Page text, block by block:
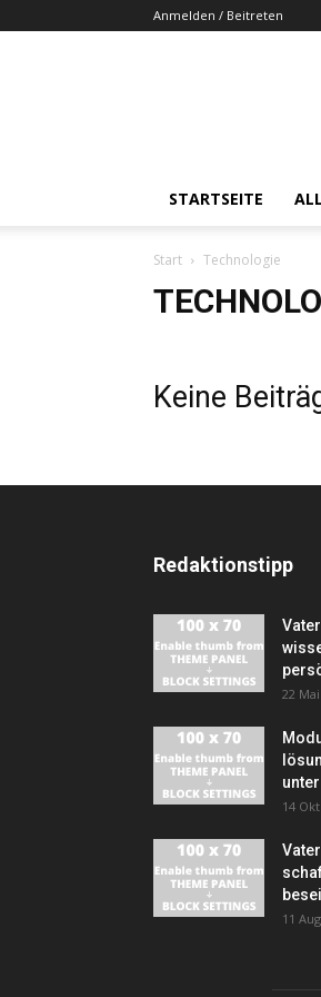
Anmelden / Beitreten
STARTSEITE
Start Technologie
Keine
Redaktionstipp
22
14
11